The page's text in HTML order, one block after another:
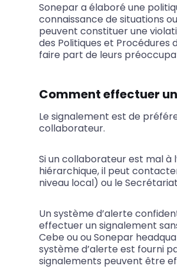
Sonepar a élaboré une
connaissance de situations
peuvent constituer une
des Politiques et
faire part de leurs
Comment effectuer
Le signalement est de
collaborateur.
Si un collaborateur est mal à
hiérarchique, il peut
niveau local) ou le
Un système d’alerte
effectuer un signalement
Cebe ou ou Sonepar
système d’alerte est fourni
signalements peuvent être